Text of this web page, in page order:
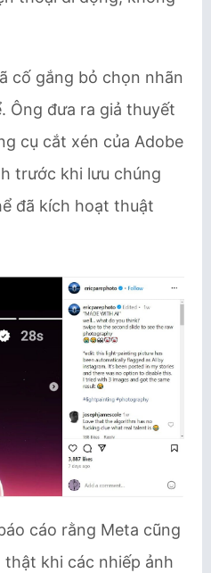
cố gắng bỏ chọn nhãn
Ông đưa ra giả thuyết
cụ cắt xén của Adobe
trước khi lưu chúng
đã kích hoạt thuật
cáo rằng Meta cũng
thật khi các nhiếp ảnh